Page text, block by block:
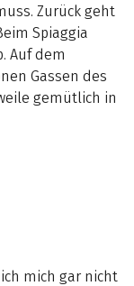
Zurück geht
Spiaggia
Auf dem
Gassen des
gemütlich in
mich gar nicht